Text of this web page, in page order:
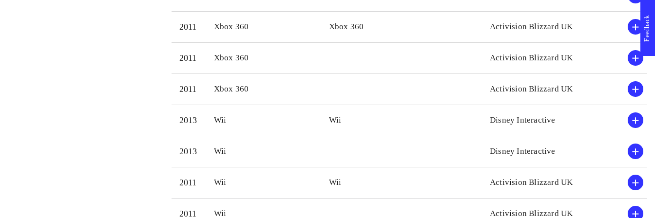
2011 Xbox 360 Xbox 360 Activision Blizzard UK
2011 Xbox 360 Activision Blizzard UK
2011 Xbox 360 Activision Blizzard UK
2013 Wii Wii Disney Interactive
2013 Wii Disney Interactive
2011 Wii Wii Activision Blizzard UK
2011 Wii Activision Blizzard UK
Feedback